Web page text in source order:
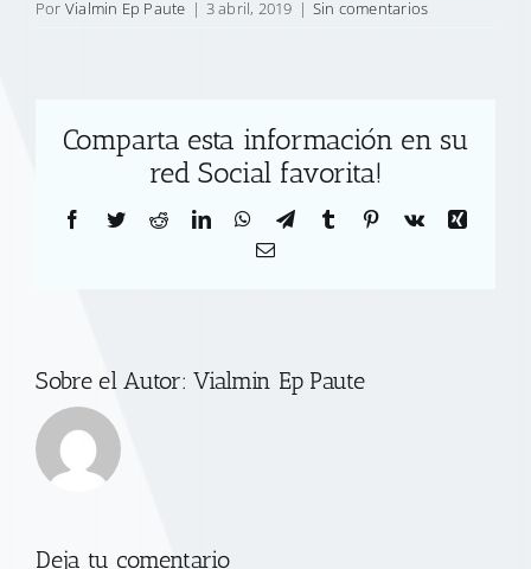
Por Vialmin Ep Paute | 3 abril, 2019 | Sin comentarios
Comparta esta información en su
red Social favorita!
Facebook
TwitterRedditLinkedInWhatsApp
TelegramTumblr Pinterest
Vk
Xing
Correo
Sobre el Autor:Vialmin Ep Paute
Deja tu comentario